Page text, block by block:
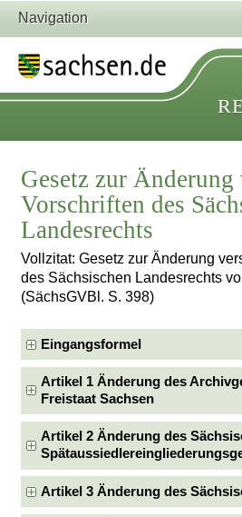
Navigation
Gesetz zur Änderung
Vorschriften des
Landesrechts
Vollzitat: Gesetz zur Änderung
des Sächsischen Landesrechts
(SächsGVBl. S. 398)
Eingangsformel
Artikel 1 Änderung des
Freistaat Sachsen
Artikel 2 Änderung des
Artikel 3 Änderung des